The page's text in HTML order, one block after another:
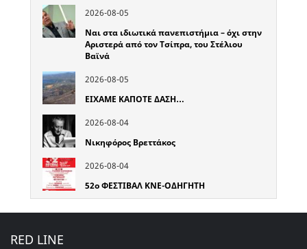
2026-08-05
Ναι στα ιδιωτικά πανεπιστήμια – όχι στην
Αριστερά από τον Τσίπρα, του Στέλιου
Βαϊνά
2026-08-05
ΕΙΧΑΜΕ ΚΑΠΟΤΕ ΔΑΣΗ…
2026-08-04
Νικηφόρος Βρεττάκος
2026-08-04
52o ΦΕΣΤΙΒΑΛ ΚΝΕ-ΟΔΗΓΗΤΗ
RED LINE